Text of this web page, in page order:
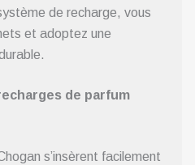
de recharge, vous
et adoptez une
de parfum
s’insèrent facilement